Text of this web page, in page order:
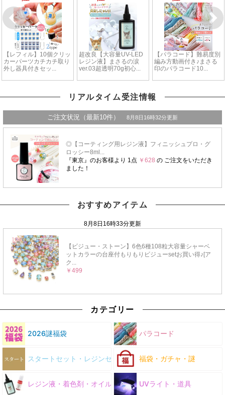
リアルタイム受注情報
おすすめアイテム
カテゴリー
2026謎福袋 パラコード
スタートセット・レジンセット 福袋・ガチャ・謎
レジン液・着色剤・オイル UVライト・道具